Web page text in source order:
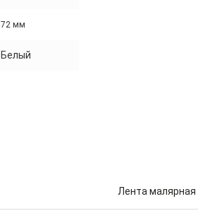
72 мм
Белый